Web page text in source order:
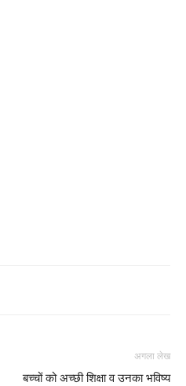
अगला लेख
बच्चों को अच्छी शिक्षा व उनका भविष्य